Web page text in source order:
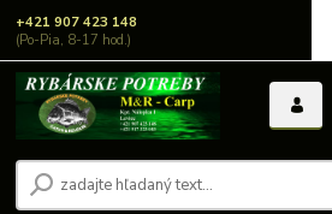
+421 907 423 148
(Po-Pia, 8-17 hod.)